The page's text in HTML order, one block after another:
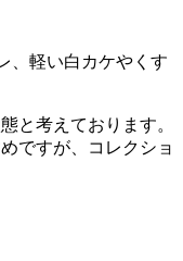
、軽い白カケやくす
と考えております。
ですが、コレクショ